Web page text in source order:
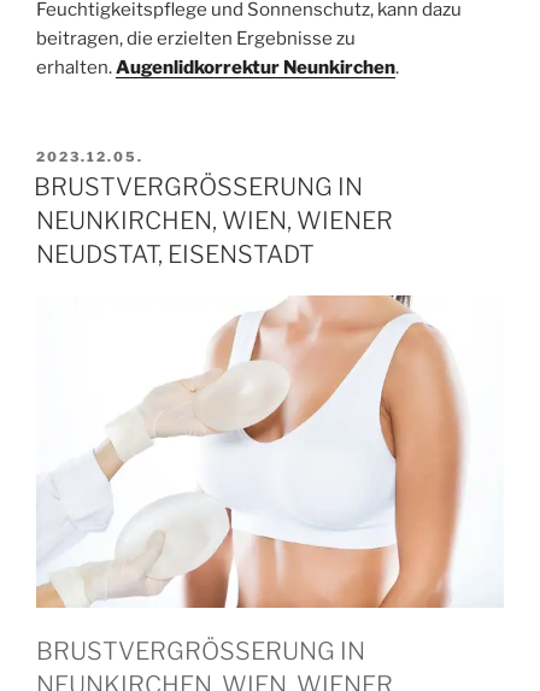
Feuchtigkeitspflege und Sonnenschutz, kann dazu
beitragen, die erzielten Ergebnisse zu
erhalten.Augenlidkorrektur Neunkirchen.
BEKÜLDVE:
2023.12.05.
BRUSTVERGRÖSSERUNG IN
NEUNKIRCHEN, WIEN, WIENER
NEUDSTAT, EISENSTADT
BRUSTVERGRÖSSERUNG IN
NEUNKIRCHEN, WIEN, WIENER